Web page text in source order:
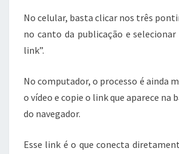
No celular, basta clicar nos três
no canto da publicação e selecionar
link”.
No computador, o processo é ainda
o vídeo e copie o link que aparece na
do navegador.
Esse link é o que conecta